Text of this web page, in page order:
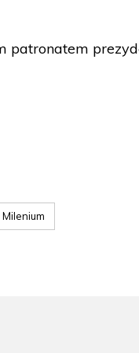
patronatem
Milenium